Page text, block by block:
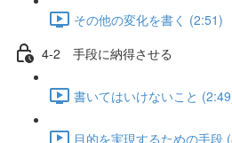
その他の変化を書く (2:51)
4-2 手段に納得させる
書いてはいけないこと
目的を実現するための手段